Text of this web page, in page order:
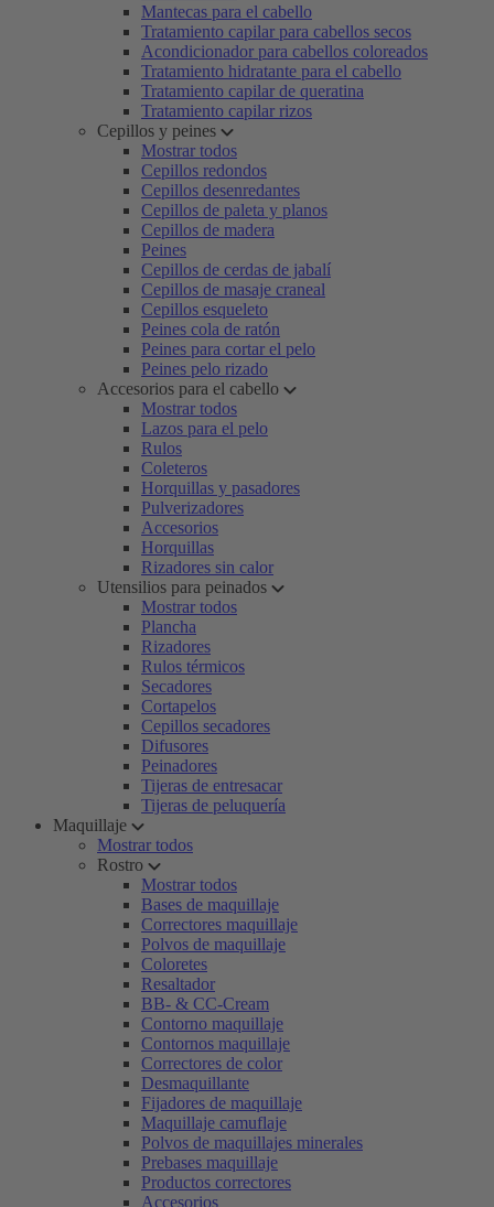
Mantecas para el cabello
Tratamiento capilar para cabellos secos
Acondicionador para cabellos coloreados
Tratamiento hidratante para el cabello
Tratamiento capilar de queratina
Tratamiento capilar rizos
Cepillos y peines
Mostrar todos
Cepillos redondos
Cepillos desenredantes
Cepillos de paleta y planos
Cepillos de madera
Peines
Cepillos de cerdas de jabalí
Cepillos de masaje craneal
Cepillos esqueleto
Peines cola de ratón
Peines para cortar el pelo
Peines pelo rizado
Accesorios para el cabello
Mostrar todos
Lazos para el pelo
Rulos
Coleteros
Horquillas y pasadores
Pulverizadores
Accesorios
Horquillas
Rizadores sin calor
Utensilios para peinados
Mostrar todos
Plancha
Rizadores
Rulos térmicos
Secadores
Cortapelos
Cepillos secadores
Difusores
Peinadores
Tijeras de entresacar
Tijeras de peluquería
Maquillaje
Mostrar todos
Rostro
Mostrar todos
Bases de maquillaje
Correctores maquillaje
Polvos de maquillaje
Coloretes
Resaltador
BB- & CC-Cream
Contorno maquillaje
Contornos maquillaje
Correctores de color
Desmaquillante
Fijadores de maquillaje
Maquillaje camuflaje
Polvos de maquillajes minerales
Prebases maquillaje
Productos correctores
Accesorios